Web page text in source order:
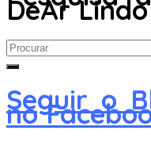
DeAr Lindo
Search
for:
Seguir o
no